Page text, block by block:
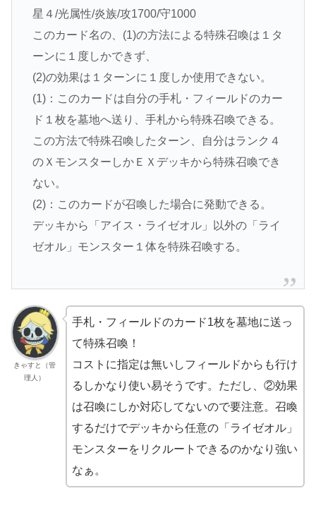
星４/光属性/炎族/攻1700/守1000
このカード名の、(1)の方法による特殊召喚は１タ
ーンに１度しかできず、
(2)の効果は１ターンに１度しか使用できない。
(1)：このカードは自分の手札・フィールドのカー
ド１枚を墓地へ送り、手札から特殊召喚できる。
この方法で特殊召喚したターン、自分はランク４
のＸモンスターしかＥＸデッキから特殊召喚でき
ない。
(2)：このカードが召喚した場合に発動できる。
デッキから「アイス・ライゼオル」以外の「ライ
ゼオル」モンスター１体を特殊召喚する。
きゃすと（管
理人）
手札・フィールドのカード1枚を墓地に送っ
て特殊召喚！
コストに指定は無いしフィールドからも行け
るしかなり使い易そうです。ただし、②効果
は召喚にしか対応してないので要注意。召喚
するだけでデッキから任意の「ライゼオル」
モンスターをリクルートできるのかなり強い
なぁ。